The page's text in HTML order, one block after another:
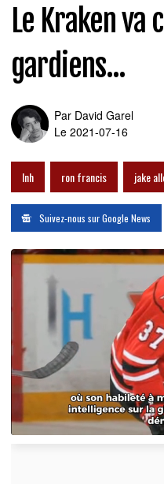
Le Kraken
gardiens...
Par David Garel
Le 2021-07-16
lnh ron francis jake
Suivez-nous sur Google News